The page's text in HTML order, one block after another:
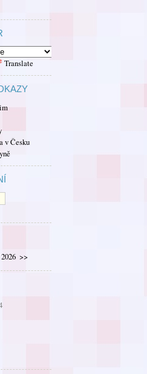
Translate
v Česku
>>